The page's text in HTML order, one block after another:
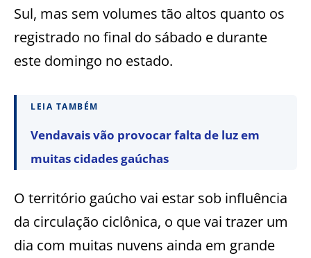
Sul, mas sem volumes tão altos quanto os
registrado no final do sábado e durante
este domingo no estado.
LEIA TAMBÉM
Vendavais vão provocar falta de luz em
muitas cidades gaúchas
O território gaúcho vai estar sob influência
da circulação ciclônica, o que vai trazer um
dia com muitas nuvens ainda em grande